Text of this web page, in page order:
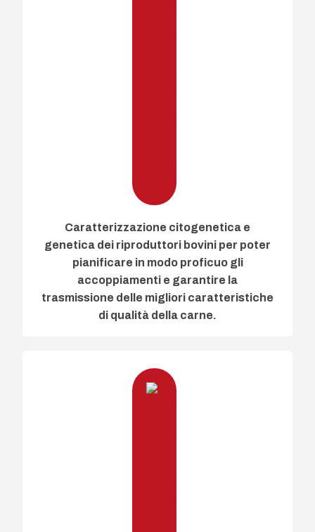
Caratterizzazione citogenetica e
genetica dei riproduttori bovini per poter
pianificare in modo proficuo gli
accoppiamenti e garantire la
trasmissione delle migliori caratteristiche
di qualità della carne.